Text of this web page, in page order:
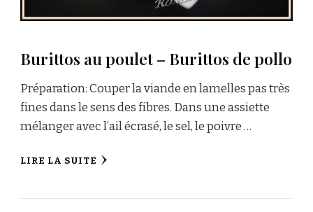
Burittos au poulet – Burittos de pollo
Préparation: Couper la viande en lamelles pas très
fines dans le sens des fibres. Dans une assiette
mélanger avec l’ail écrasé, le sel, le poivre …
LIRE LA SUITE